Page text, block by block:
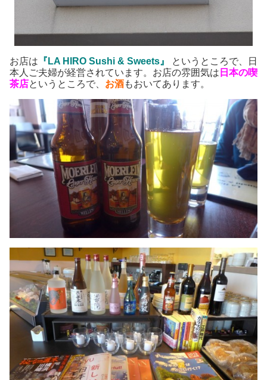
お店は 『 LA HIRO Sushi & Sweets』
というところで、日
本人ご夫婦が経営されています。お店の雰囲気は 日本の喫
茶店というところで、 お酒もおいてあります。